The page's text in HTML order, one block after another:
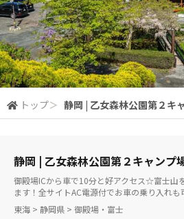
トップ＞ 静岡 | 乙女森林公園第２キ
静岡 | 乙女森林公園第２キャンプ
御殿場ICから車で10分と好アクセス☆富士山
ます！全サイトAC電源付でお車の乗り入れ
東海 > 静岡県 > 御殿場・富士